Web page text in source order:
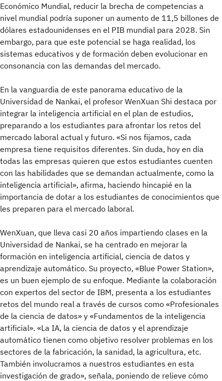
Económico Mundial, reducir la brecha de competencias a
nivel mundial podría suponer un aumento de 11,5 billones de
dólares estadounidenses en el PIB mundial para 2028. Sin
embargo, para que este potencial se haga realidad, los
sistemas educativos y de formación deben evolucionar en
consonancia con las demandas del mercado.
En la vanguardia de este panorama educativo de la
Universidad de Nankai, el profesor WenXuan Shi destaca por
integrar la inteligencia artificial en el plan de estudios,
preparando a los estudiantes para afrontar los retos del
mercado laboral actual y futuro. «Si nos fijamos, cada
empresa tiene requisitos diferentes. Sin duda, hoy en día
todas las empresas quieren que estos estudiantes cuenten
con las habilidades que se demandan actualmente, como la
inteligencia artificial», afirma, haciendo hincapié en la
importancia de dotar a los estudiantes de conocimientos que
les preparen para el mercado laboral.
WenXuan, que lleva casi 20 años impartiendo clases en la
Universidad de Nankai, se ha centrado en mejorar la
formación en inteligencia artificial, ciencia de datos y
aprendizaje automático. Su proyecto, «Blue Power Station»,
es un buen ejemplo de su enfoque. Mediante la colaboración
con expertos del sector de IBM, presenta a los estudiantes
retos del mundo real a través de cursos como «Profesionales
de la ciencia de datos» y «Fundamentos de la inteligencia
artificial». «La IA, la ciencia de datos y el aprendizaje
automático tienen como objetivo resolver problemas en los
sectores de la fabricación, la sanidad, la agricultura, etc.
También involucramos a nuestros estudiantes en esta
investigación de grado», señala, poniendo de relieve cómo